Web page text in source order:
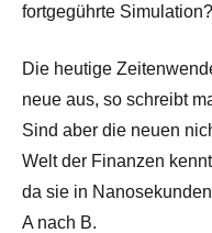
fortgegührte Simulation?
Die heutige
neue aus, so schreibt
Sind aber die neuen
Welt der Finanzen
da sie in
A nach B.